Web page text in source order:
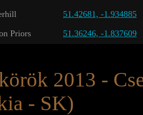
51.42681, -1.934885
Priors 51.36246, -1.837609
2013 -
- SK)